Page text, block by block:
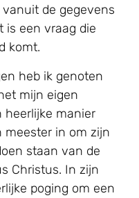
de gegevens
is een vraag die
komt.
heb ik genoten
mijn eigen
heerlijke manier
meester in om zijn
staan van de
Christus. In zijn
poging om een